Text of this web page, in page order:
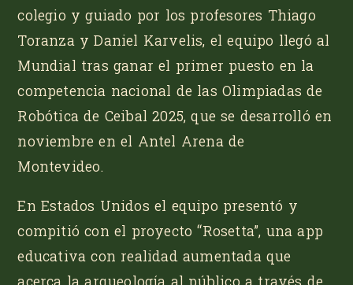
colegio y guiado por los profesores Thiago
Toranza y Daniel Karvelis, el equipo llegó al
Mundial tras ganar el primer puesto en la
competencia nacional de lasOlimpiadas de
Robótica de Ceibal 2025, que se desarrolló en
noviembre en el Antel Arena de
Montevideo.
En Estados Unidos el equipo presentó y
compitió con el proyecto“Rosetta”, una app
educativa con realidad aumentada que
acerca la arqueología al público a través de